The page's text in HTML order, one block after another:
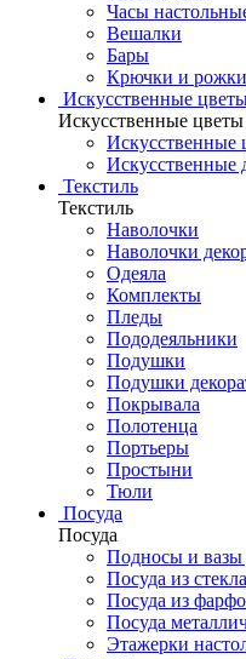
Часы
Вешалки
Бары
Крючки и рожки
Искусственные
Искусственные цветы
Искусственные
Искусcтвенные
Текстиль
Текстиль
Наволочки
Наволочки
Одеяла
Комплекты
Пледы
Пододеяльники
Подушки
Подушки
Покрывала
Полотенца
Портьеры
Простыни
Тюли
Посуда
Посуда
Подносы и вазы
Посуда из стекла
Посуда из
Посуда
Этажерки